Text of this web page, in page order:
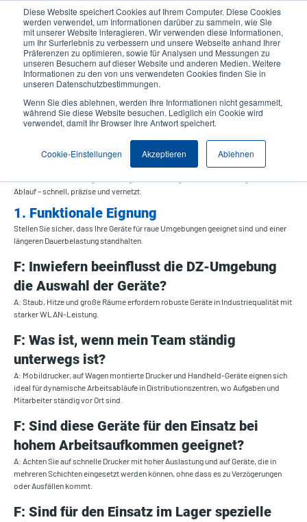
Diese Website speichert Cookies auf Ihrem Computer. Diese Cookies
werden verwendet, um Informationen darüber zu sammeln, wie Sie
mit unserer Website interagieren. Wir verwenden diese Informationen,
um Ihr Surferlebnis zu verbessern und unsere Webseite anhand Ihrer
Präferenzen zu optimieren, sowie für Analysen und Messungen zu
unseren Besuchern auf dieser Website und anderen Medien. Weitere
Informationen zu den von uns verwendeten Cookies finden Sie in
unseren Datenschutzbestimmungen.
Wenn Sie dies ablehnen, werden Ihre Informationen nicht gesammelt,
während Sie diese Website besuchen. Lediglich ein Cookie wird
verwendet, damit Ihr Browser Ihre Antwort speichert.
Cookie-Einstellungen Akzeptieren Ablehnen
User
account
menu
User
Header
Produktsuche Kontakt
Auswahl der geeigneten Geräte –
Distributionszentren
In Distributionszentren (DZ) mit hohen Umschlagszahlen sind jeder Scan und jede
Ablauf – schnell, präzise und vernetzt.
1. Funktionale Eignung
Stellen Sie sicher, dass Ihre Geräte für raue Umgebungen geeignet sind und einer
längeren Dauerbelastung standhalten.
F: Inwiefern beeinflusst die DZ-Umgebung
die Auswahl der Geräte?
A: Staub, Hitze und große Räume erfordern robuste Geräte in Industriequalität mit
starker WLAN-Leistung.
F: Was ist, wenn mein Team ständig
unterwegs ist?
A: Mobildrucker, auf Wagen montierte Drucker und Handheld-Geräte eignen sich
ideal für dynamische Arbeitsabläufe in Distributionszentren, wo Aufgaben und
Mitarbeiter ständig vor Ort sind.
F: Sind diese Geräte für den Einsatz bei
hohem Arbeitsaufkommen geeignet?
A: Achten Sie auf schnelle Drucker mit hoher Auslastung und auf Geräte, die in
mehreren Schichten eingesetzt werden können, ohne dass es zu Verzögerungen
oder Ausfällen kommt.
F: Sind für den Einsatz im Lager spezielle